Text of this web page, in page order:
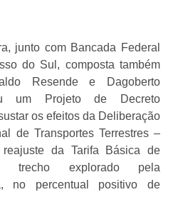
junto com Bancada Federal
do Sul, composta também
Resende e Dagoberto
um Projeto de Decreto
os efeitos da Deliberação
de Transportes Terrestres –
da Tarifa Básica de
trecho explorado pela
no percentual positivo de